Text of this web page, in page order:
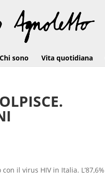
Chi sono Vita quotidiana
il virus HIV in Italia. L’87,6%